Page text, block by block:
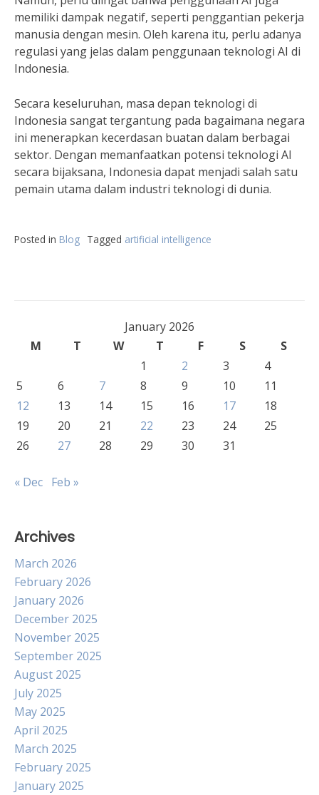
memiliki dampak negatif, seperti penggantian pekerja
manusia dengan mesin. Oleh karena itu, perlu adanya
regulasi yang jelas dalam penggunaan teknologi AI di
Indonesia.
Secara keseluruhan, masa depan teknologi di
Indonesia sangat tergantung pada bagaimana negara
ini menerapkan kecerdasan buatan dalam berbagai
sektor. Dengan memanfaatkan potensi teknologi AI
secara bijaksana, Indonesia dapat menjadi salah satu
pemain utama dalam industri teknologi di dunia.
Posted in Blog Tagged artificial intelligence
January 2026
M
T W T F S
S
1
2 3
4
5
6 7 8 9 10
11
12
13 14 15 16 17
18
19
20 21 22 23 24
25
26
27 28 29 30 31
« Dec Feb »
Archives
March 2026
February 2026
January 2026
December 2025
November 2025
September 2025
August 2025
July 2025
May 2025
April 2025
March 2025
February 2025
January 2025